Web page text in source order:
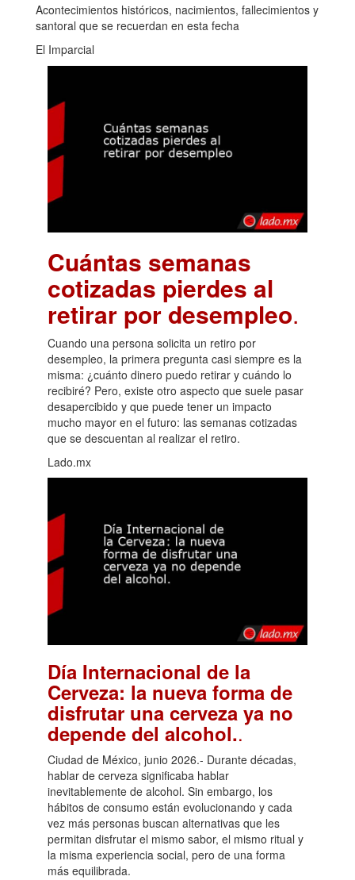
Acontecimientos históricos, nacimientos, fallecimientos y
santoral que se recuerdan en esta fecha
El Imparcial
Cuántas semanas
cotizadas pierdes al
retirar por desempleo.
Cuando una persona solicita un retiro por
desempleo, la primera pregunta casi siempre es la
misma: ¿cuánto dinero puedo retirar y cuándo lo
recibiré? Pero, existe otro aspecto que suele pasar
desapercibido y que puede tener un impacto
mucho mayor en el futuro: las semanas cotizadas
que se descuentan al realizar el retiro.
Lado.mx
Día Internacional de la
Cerveza: la nueva forma de
disfrutar una cerveza ya no
depende del alcohol..
Ciudad de México, junio 2026.- Durante décadas,
hablar de cerveza significaba hablar
inevitablemente de alcohol. Sin embargo, los
hábitos de consumo están evolucionando y cada
vez más personas buscan alternativas que les
permitan disfrutar el mismo sabor, el mismo ritual y
la misma experiencia social, pero de una forma
más equilibrada.